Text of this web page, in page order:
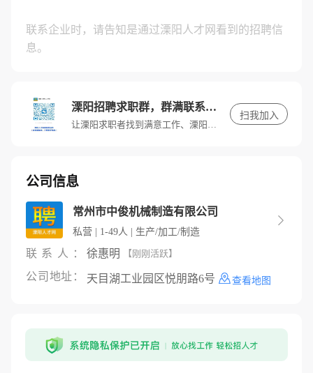
联系企业时，请告知是通过溧阳人才网看到的招聘信
息。
溧阳招聘求职群，群满联系客服进入
让溧阳求职者找到满意工作、溧阳招聘单位找到满意人才。
扫我加入
公司信息
常州市中俊机械制造有限公司
私营 | 1-49人 | 生产/加工/制造

联系人： 徐惠明 【刚刚活跃】
公司地址： 天目湖工业园区悦朋路6号 查看地图